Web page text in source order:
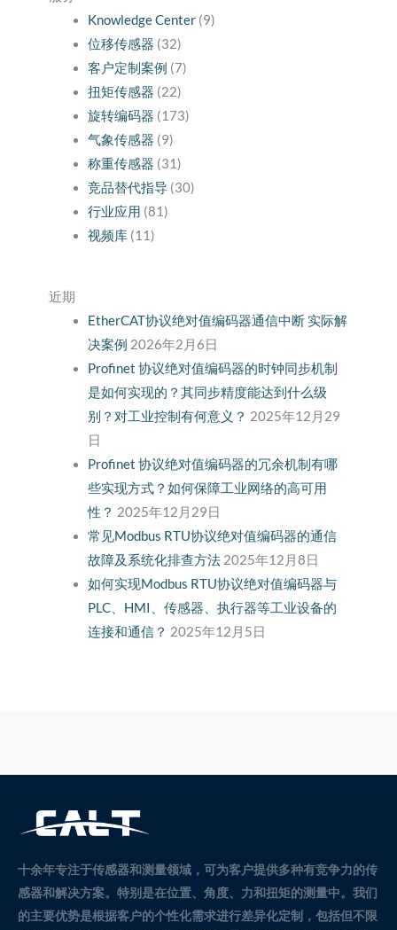
Knowledge Center(9)
位移传感器 (32)
客户定制案例 (7)
扭矩传感器 (22)
旋转编码器 (173)
气象传感器 (9)
称重传感器 (31)
竞品替代指导 (30)
行业应用 (81)
视频库(11)
近期
EtherCAT协议绝对值编码器通信中断 实际解
决案例 2026年2月6日
Profinet 协议绝对值编码器的时钟同步机制
是如何实现的？其同步精度能达到什么级
别？对工业控制有何意义？ 2025年12月29
日
Profinet 协议绝对值编码器的冗余机制有哪
些实现方式？如何保障工业网络的高可用
性？ 2025年12月29日
常见Modbus RTU协议绝对值编码器的通信
故障及系统化排查方法 2025年12月8日
如何实现Modbus RTU协议绝对值编码器与
PLC、HMI、传感器、执行器等工业设备的
连接和通信？ 2025年12月5日
十余年专注于传感器和测量领域，可为客户提供多种有竞争力的传
感器和解决方案。 特别是在位置、角度、力和扭矩的测量中。 我们
的主要优势是根据客户的个性化需求进行差异化定制，包括但不限